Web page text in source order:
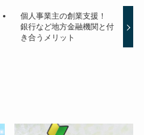
個人事業主の創業支援！
銀行など地方金融機関と付
き合うメリット